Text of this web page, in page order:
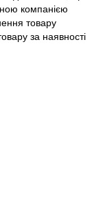
компанією
товару
за наявності